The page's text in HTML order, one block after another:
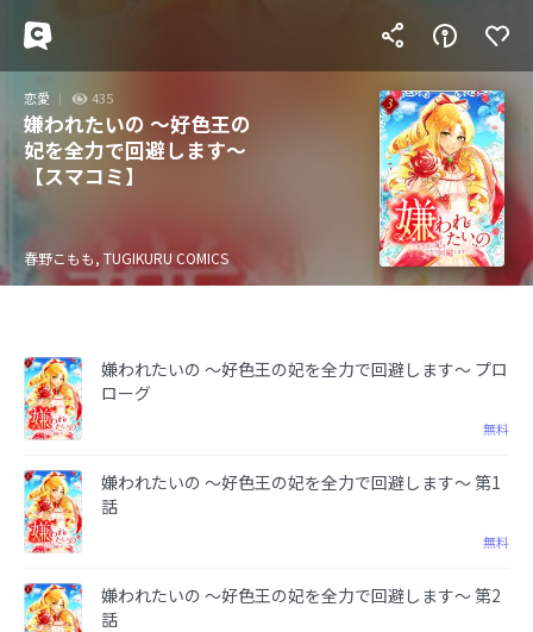
恋愛 435
嫌われたいの ～好色王の
妃を全力で回避します～
【スマコミ】
春野こもも, TUGIKURU COMICS
嫌われたいの ～好色王の妃を全力で回避します～ プロ
ローグ
無料
嫌われたいの ～好色王の妃を全力で回避します～ 第1
話
無料
嫌われたいの ～好色王の妃を全力で回避します～ 第2
話